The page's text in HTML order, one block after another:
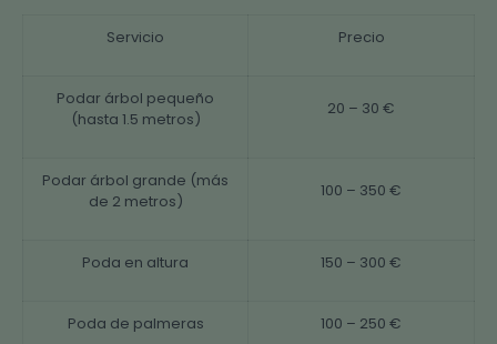
Servicio Precio
Podar árbol pequeño
(hasta 1.5 metros)
20 – 30 €
Podar árbol grande (más
de 2 metros)
100 – 350 €
Poda en altura 150 – 300 €
Poda de palmeras 100 – 250 €